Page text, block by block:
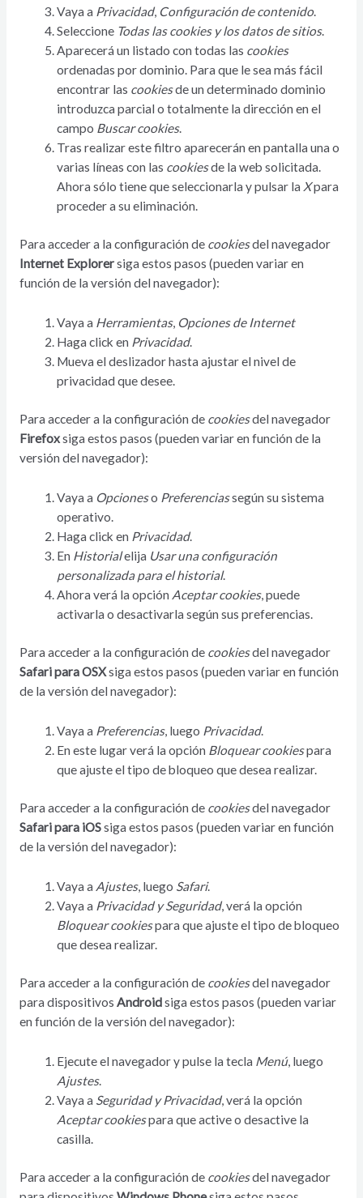
Vaya a Privacidad, Configuración de contenido.
Seleccione Todas lascookiesy los datos de sitios.
Aparecerá un listado con todas las cookies
ordenadas por dominio. Para que le sea más fácil
encontrar las cookiesde un determinado dominio
introduzca parcial o totalmente la dirección en el
campo Buscar cookies.
Tras realizar este filtro aparecerán en pantalla una o
varias líneas con las cookiesde la web solicitada.
Ahora sólo tiene que seleccionarla y pulsar la Xpara
proceder a su eliminación.
Para acceder a la configuración de cookiesdel navegador
Internet Explorersiga estos pasos (pueden variar en
función de la versión del navegador):
Vaya a Herramientas, Opciones de Internet
Haga click en Privacidad.
Mueva el deslizador hasta ajustar el nivel de
privacidad que desee.
Para acceder a la configuración de cookiesdel navegador
Firefoxsiga estos pasos (pueden variar en función de la
versión del navegador):
Vaya a Opcioneso Preferenciassegún su sistema
operativo.
Haga click en Privacidad.
En Historialelija Usar una configuración
personalizada para el historial.
Ahora verá la opción Aceptar cookies, puede
activarla o desactivarla según sus preferencias.
Para acceder a la configuración de cookiesdel navegador
Safari para OSXsiga estos pasos (pueden variar en función
de la versión del navegador):
Vaya a Preferencias, luego Privacidad.
En este lugar verá la opción Bloquear cookiespara
que ajuste el tipo de bloqueo que desea realizar.
Para acceder a la configuración de cookiesdel navegador
Safari para iOSsiga estos pasos (pueden variar en función
de la versión del navegador):
Vaya a Ajustes, luego Safari.
Vaya a Privacidad y Seguridad, verá la opción
Bloquear cookiespara que ajuste el tipo de bloqueo
que desea realizar.
Para acceder a la configuración de cookiesdel navegador
para dispositivos Androidsiga estos pasos (pueden variar
en función de la versión del navegador):
Ejecute el navegador y pulse la tecla Menú, luego
Ajustes.
Vaya a Seguridad y Privacidad, verá la opción
Aceptar cookiespara que active o desactive la
casilla.
Para acceder a la configuración de cookiesdel navegador